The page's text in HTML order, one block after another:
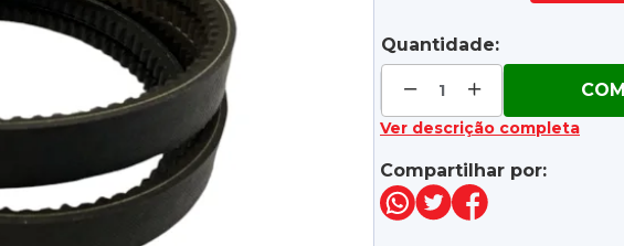
Quantidade:
Ver descrição completa
Compartilhar por: